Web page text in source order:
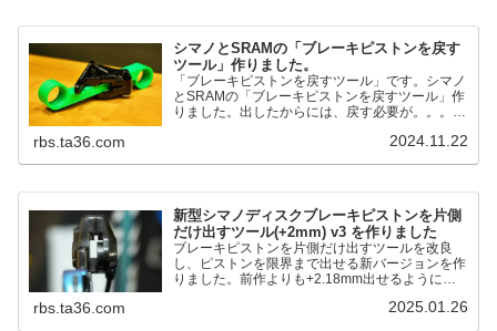
Sokutei)￥1,375Amazon.c...
シマノとSRAMの「ブレーキピストンを戻す
ツール」作りました。
「ブレーキピストンを戻すツール」です。シマノ
とSRAMの「ブレーキピストンを戻すツール」作
りました。出したからには、戻す必要が。。。で
だと。。。▶「ブレーキピストンを戻すツール」
るのかというと、出ているピス...
rbs.ta36.com 2024.11.22
新型シマノディスクブレーキピストンを片側
だけ出すツール(+2mm) v3 を作りました
ブレーキピストンを片側だけ出すツールを改良
し、ピストンを限界まで出せる新バージョンを作
りました。前作よりも+2.18mm出せるようにな
って、オイル漏れするまで試しました。最も安全
rbs.ta36.com 2025.01.26